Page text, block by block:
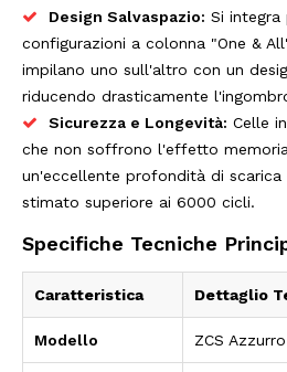
Design Salvaspazio: Si
configurazioni a colonna "One &
impilano uno sull'altro con un
riducendo drasticamente
Sicurezza e Longevità: Celle
che non soffrono l'effetto
un'eccellente profondità di scarica
stimato superiore ai 6000 cicli.
Specifiche Tecniche
Caratteristica Dettaglio
Modello ZCS